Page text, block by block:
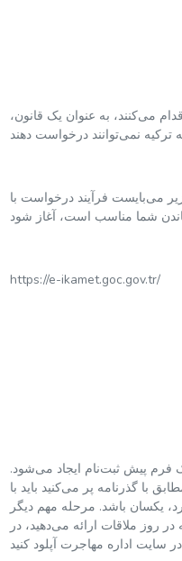
می‌کنند، به عنوان یک قانون،
می‌بایست فرآیند درخواست با
https://e-ikamet.goc.gov.tr/
فرم پیش ثبت‌نام ایجاد می‌شود.
با گذرنامه پر می‌کنید باید با
یکسان باشد. مرحله مهم دیگر
روز ملاقات ارائه می‌دهید، در